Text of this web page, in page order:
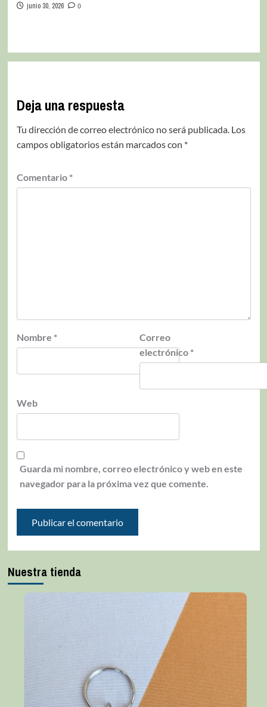
junio 30, 2026 0
Deja una respuesta
Tu dirección de correo electrónico no será publicada. Los
campos obligatorios están marcados con *
Comentario *
Nombre *
Correo
electrónico *
Web
Guarda mi nombre, correo electrónico y web en este
navegador para la próxima vez que comente.
Nuestra tienda